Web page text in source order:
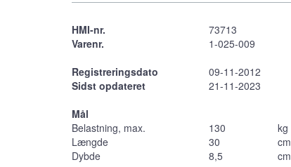
HMI-nr.
73713
Varenr.
1-025-009
Registreringsdato
09-11-2012
Sidst opdateret
21-11-2023
Mål
Belastning, max.
130
kg
Længde
30
cm
Dybde
8,5
cm